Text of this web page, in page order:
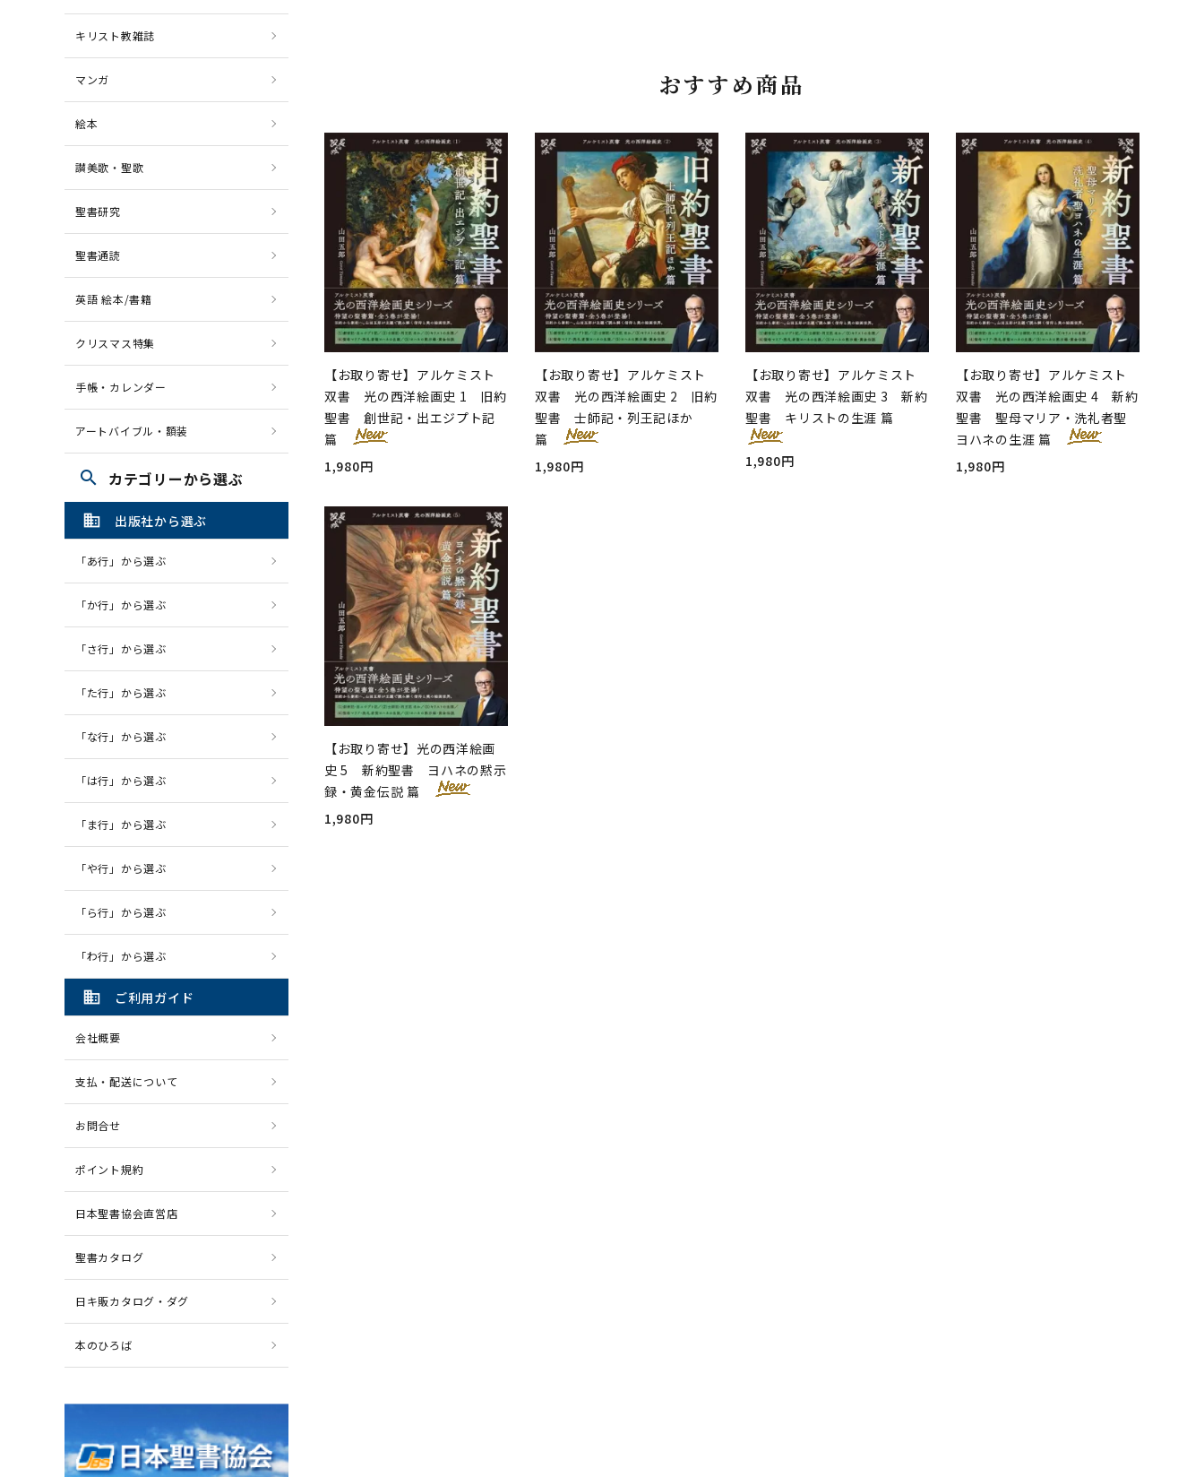
おすすめ商品
【お取り寄せ】アルケミスト
双書 光の西洋絵画史 1 旧約
聖書 創世記・出エジプト記
篇
1,980円
【お取り寄せ】アルケミスト
双書 光の西洋絵画史 2 旧約
聖書 士師記・列王記ほか
篇
1,980円
【お取り寄せ】アルケミスト
双書 光の西洋絵画史 3 新約
聖書 キリストの生涯 篇
1,980円
【お取り寄せ】アルケミスト
双書 光の西洋絵画史 4 新約
聖書 聖母マリア・洗礼者聖
ヨハネの生涯 篇
1,980円
【お取り寄せ】光の西洋絵画
史 5 新約聖書 ヨハネの黙示
録・黄金伝説 篇
1,980円
キリスト教雑誌
マンガ
絵本
讃美歌・聖歌
聖書研究
聖書通読
英語 絵本/書籍
クリスマス特集
手帳・カレンダー
アートバイブル・額装
search カテゴリーから選ぶ
domain 出版社から選ぶ
「あ行」から選ぶ
「か行」から選ぶ
「さ行」から選ぶ
「た行」から選ぶ
「な行」から選ぶ
「は行」から選ぶ
「ま行」から選ぶ
「や行」から選ぶ
「ら行」から選ぶ
「わ行」から選ぶ
domain ご利用ガイド
会社概要
支払・配送について
お問合せ
ポイント規約
日本聖書協会直営店
聖書カタログ
日キ販カタログ・ダグ
本のひろば